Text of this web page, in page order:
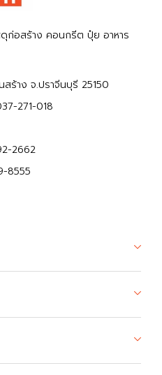
ก่อสร้าง คอนกรีต ปุ๋ย อาหาร
สร้าง จ.ปราจีนบุรี 25150
271-018
2662
8555